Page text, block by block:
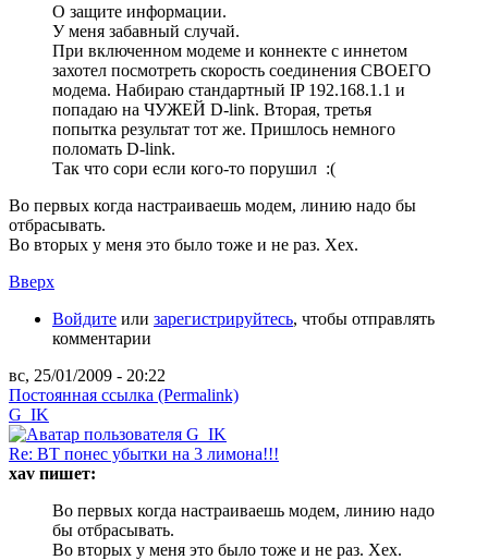
О защите информации.
У меня забавный случай.
При включенном модеме и коннекте с иннетом
захотел посмотреть скорость соединения СВОЕГО
модема. Набираю стандартный IP 192.168.1.1 и
попадаю на ЧУЖЕЙ D-link. Вторая, третья
попытка результат тот же. Пришлось немного
поломать D-link.
Так что сори если кого-то порушил :(
Во первых когда настраиваешь модем, линию надо бы
отбрасывать.
Во вторых у меня это было тоже и не раз. Хех.
Вверх
Войдите или зарегистрируйтесь, чтобы отправлять
комментарии
вс, 25/01/2009 - 20:22
Постоянная ссылка (Permalink)
G_IK
Re: ВТ понес убытки на 3 лимона!!!
xav пишет:
Во первых когда настраиваешь модем, линию надо
бы отбрасывать.
Во вторых у меня это было тоже и не раз. Хех.